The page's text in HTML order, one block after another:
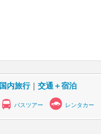
国内旅行｜ 交通＋宿泊
バスツアー レンタカー